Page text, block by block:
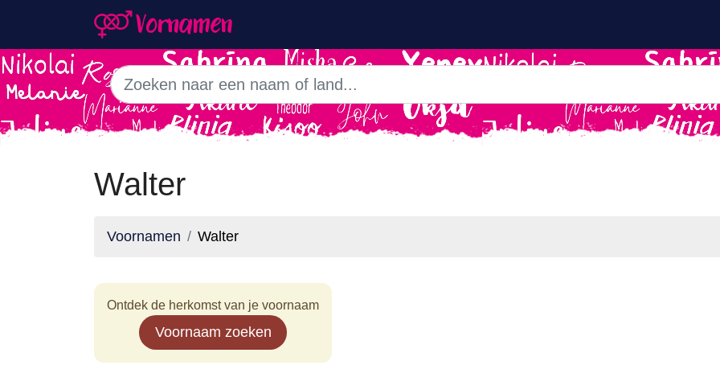
Walter
Voornamen Walter
Ontdek de herkomst van je voornaam
Voornaam zoeken